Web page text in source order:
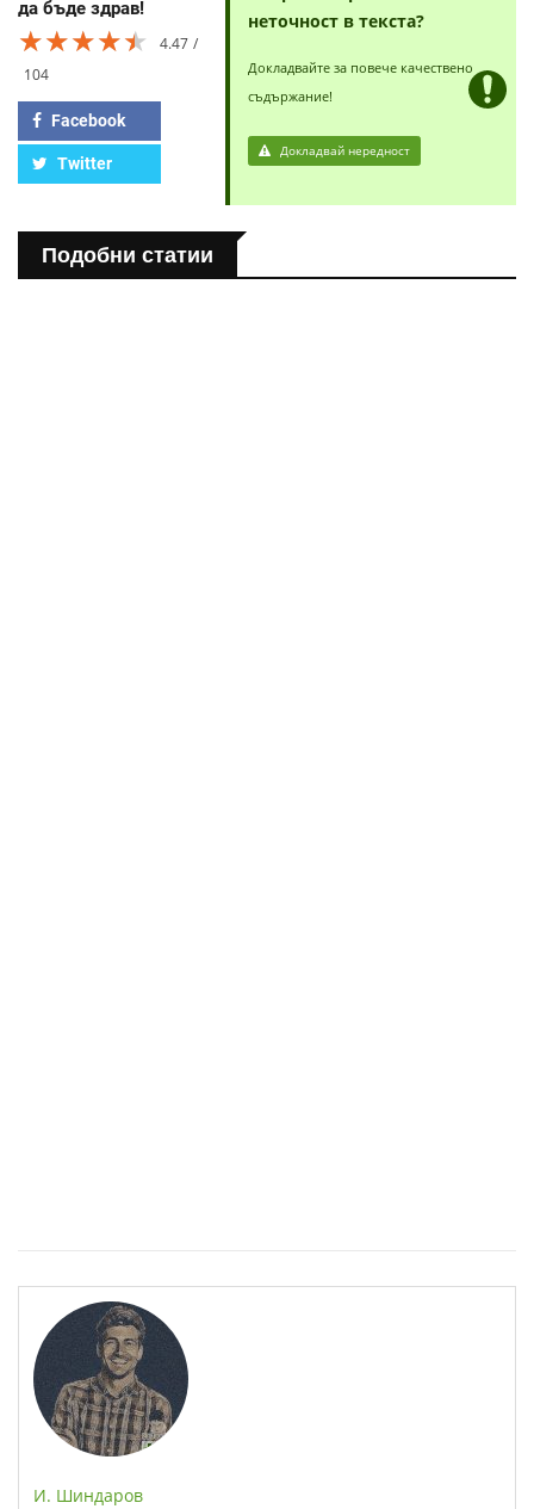
да бъде здрав!
★★★★★
★★★★★
★★★★★
4.47
104
Facebook
Twitter
неточност в текста?
Докладвайте за повече качествено
съдържание!
Докладвай нередност
Подобни статии
И. Шиндаров